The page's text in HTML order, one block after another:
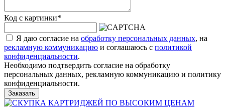
Код с картинки*
Я даю согласие на обработку персональных данных, на
рекламную коммуникацию и соглашаюсь с политикой
конфиденциальности.
Необходимо подтвердить согласие на обработку
персональных данных, рекламную коммуникацию и политику
конфиденциальности.
Заказать